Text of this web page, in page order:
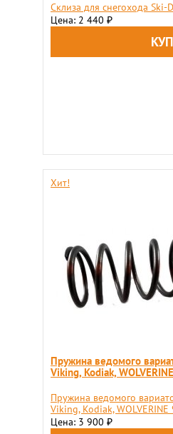
Cклиза для снегохода
Цена: 2 440 ₽
Хит!
Пружина ведомого
Viking, Kodiak, WOLVERINE
Пружина ведомого
Viking, Kodiak,
Цена: 3 900 ₽